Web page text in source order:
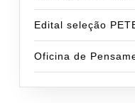
Edital seleção
Oficina de